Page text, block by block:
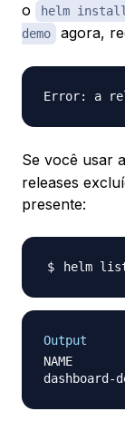
o
helm
demo
agora,
Se você usar
releases
presente:
helm
Output
NAME           	REVISION	UPDATED                 	STATUS 	CHART